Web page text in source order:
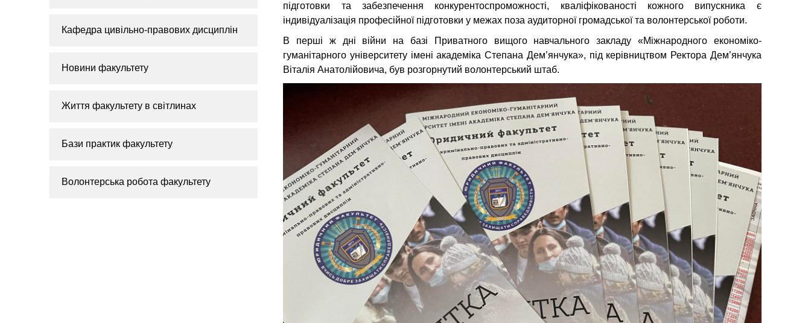
Кафедра цивільно-правових дисциплін
Новини факультету
Життя факультету в світлинах
Бази практик факультету
Волонтерська робота факультету
підготовки та забезпечення конкурентоспроможності, кваліфікованості кожного випускника є
індивідуалізація професійної підготовки у межах поза аудиторної громадської та волонтерської роботи.
В перші ж дні війни на базі Приватного вищого навчального закладу «Міжнародного економіко-
гуманітарного університету імені академіка Степана Дем’янчука», під керівництвом Ректора Дем’янчука
Віталія Анатолійовича, був розгорнутий волонтерський штаб.